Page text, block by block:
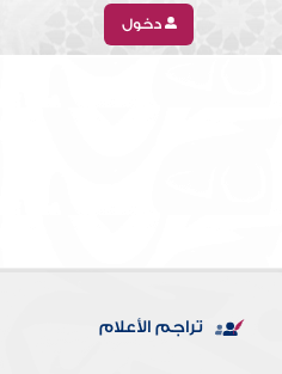
دخول
تراجم الأعلام